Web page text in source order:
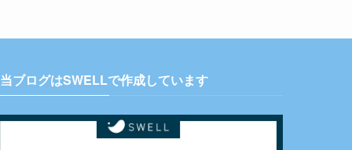
当ブログはSWELLで作成しています